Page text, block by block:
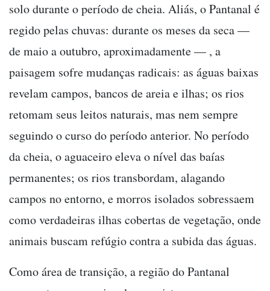
solo durante o período de cheia. Aliás, o Pantanal é
regido pelas chuvas: durante os meses da seca —
de maio a outubro, aproximadamente — , a
paisagem sofre mudanças radicais: as águas baixas
revelam campos, bancos de areia e ilhas; os rios
retomam seus leitos naturais, mas nem sempre
seguindo o curso do período anterior. No período
da cheia, o aguaceiro eleva o nível das baías
permanentes; os rios transbordam, alagando
campos no entorno, e morros isolados sobressaem
como verdadeiras ilhas cobertas de vegetação, onde
animais buscam refúgio contra a subida das águas.
Como área de transição, a região do Pantanal